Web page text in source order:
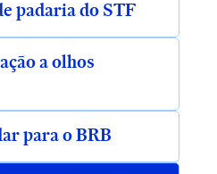
padaria do STF
a olhos
para o BRB